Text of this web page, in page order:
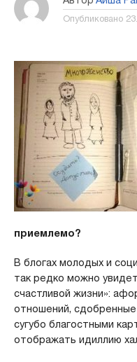
Опубликовано
приемлемо?
В блогах молодых и
так редко можно
счастливой жизни»:
отношений, сдобренные
сугубо благостными
отображать идиллию